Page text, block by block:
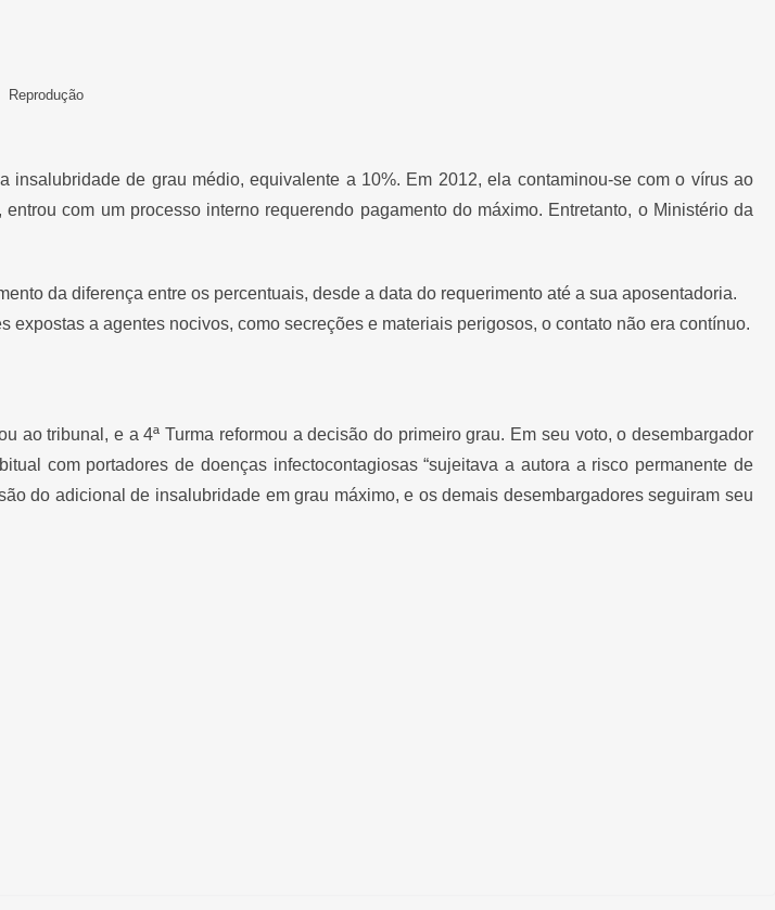
Reprodução
de grau médio, equivalente a 10%. Em 2012, ela contaminou-se com o vírus ao
com um processo interno requerendo pagamento do máximo. Entretanto, o Ministério da
da diferença entre os percentuais, desde a data do requerimento até a sua aposentadoria.
a agentes nocivos, como secreções e materiais perigosos, o contato não era contínuo.
ao tribunal, e a 4ª Turma reformou a decisão do primeiro grau. Em seu voto, o desembargador
com portadores de doenças infectocontagiosas “sujeitava a autora a risco permanente de
do adicional de insalubridade em grau máximo, e os demais desembargadores seguiram seu